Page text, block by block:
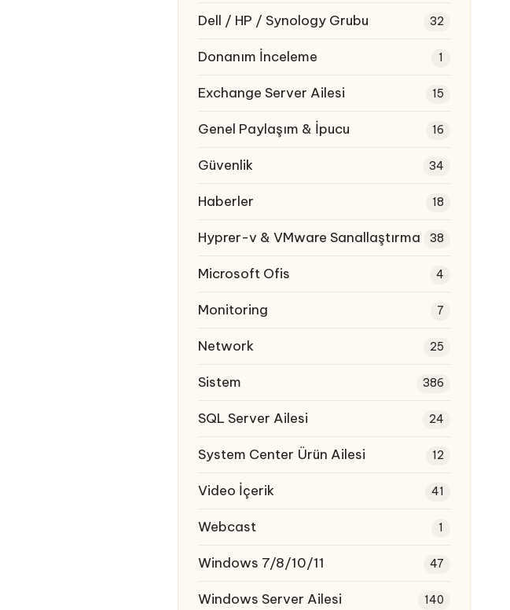
Dell / HP / Synology Grubu 32
Donanım İnceleme 1
Exchange Server Ailesi 15
Genel Paylaşım & İpucu 16
Güvenlik 34
Haberler 18
Hyprer-v & VMware Sanallaştırma 38
Microsoft Ofis 4
Monitoring 7
Network 25
Sistem 386
SQL Server Ailesi 24
System Center Ürün Ailesi 12
Video İçerik 41
Webcast 1
Windows 7/8/10/11 47
Windows Server Ailesi 140